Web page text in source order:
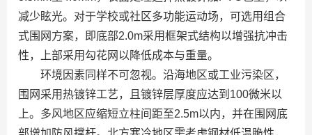
减少眩光。对于学校或社区多功能运动场，可选用组合
式围网方案，即底部2.0m采用框架式结构以增强抗冲击
性，上部采用勾花网以降低成本与重量。
环境因素同样不可忽视。沿海地区或工业污染区，
围网采用热镀锌工艺，且镀锌层厚度应达到100微米以
上。多风地区应缩短立柱间距至2.5m以内，并在围网底